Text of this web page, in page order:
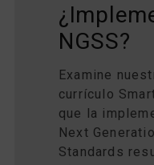
NGSS?
Examine
currículo
que la
Next
Standards